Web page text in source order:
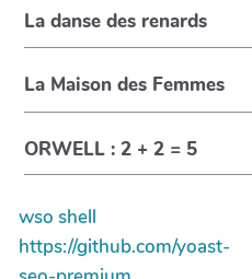
La danse des renards
La Maison des Femmes
ORWELL : 2 + 2 = 5
wso shell
https://github.com/yoast-